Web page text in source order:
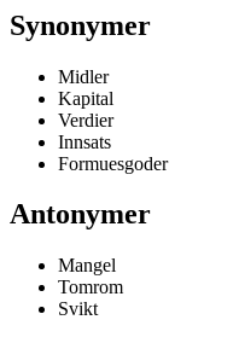
Synonymer
Midler
Kapital
Verdier
Innsats
Formuesgoder
Antonymer
Mangel
Tomrom
Svikt